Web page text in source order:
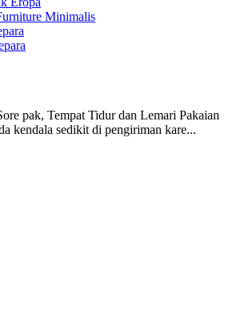
Minimalis
pak, Tempat Tidur dan Lemari Pakaian
kendala sedikit di pengiriman kare...
sudah saya terima dan p...